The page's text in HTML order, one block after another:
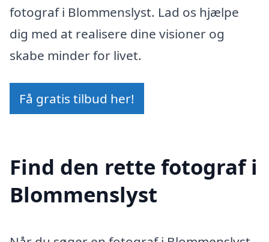
fotograf i Blommenslyst. Lad os hjælpe
dig med at realisere dine visioner og
skabe minder for livet.
Få gratis tilbud her!
Find den rette fotograf i
Blommenslyst